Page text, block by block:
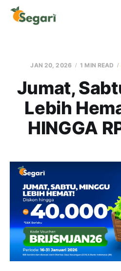
JAN 20, 2026 1 MIN READ
Jumat,
Lebih
HINGGA